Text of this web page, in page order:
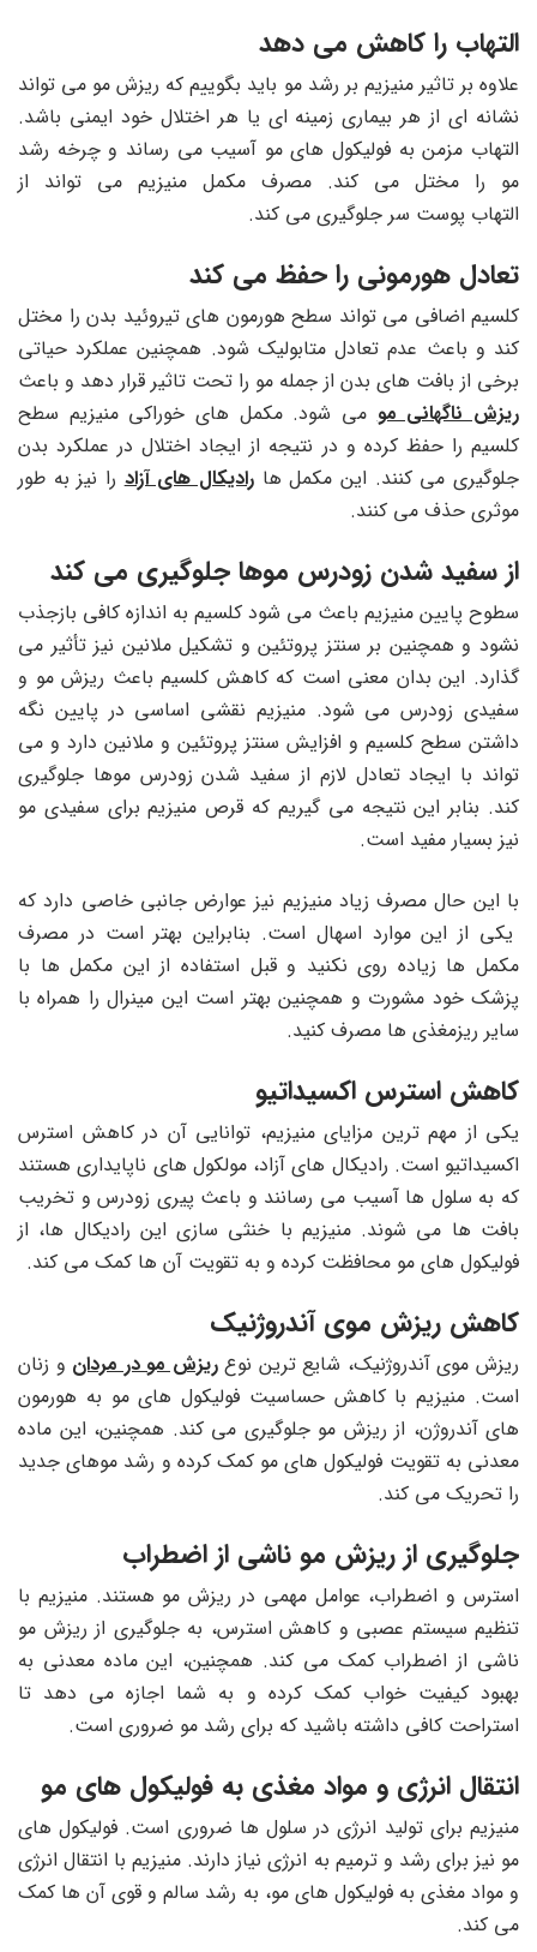
التهاب را کاهش می دهد
علاوه بر تاثیر منیزیم بر رشد مو باید بگوییم که ریزش مو می تواند
نشانه ای از هر بیماری زمینه ای یا هر اختلال خود ایمنی باشد.
التهاب مزمن به فولیکول های مو آسیب می رساند و چرخه رشد
مو را مختل می کند. مصرف مکمل منیزیم می تواند از
التهاب پوست سر جلوگیری می کند.
تعادل هورمونی را حفظ می کند
کلسیم اضافی می تواند سطح هورمون های تیروئید بدن را مختل
کند و باعث عدم تعادل متابولیک شود. همچنین عملکرد حیاتی
برخی از بافت های بدن از جمله مو را تحت تاثیر قرار دهد و باعث
ریزش ناگهانی مومی شود. مکمل های خوراکی منیزیم سطح
کلسیم را حفظ کرده و در نتیجه از ایجاد اختلال در عملکرد بدن
جلوگیری می کنند. این مکمل ها رادیکال های آزادرا نیز به طور
موثری حذف می کنند.
از سفید شدن زودرس موها جلوگیری می کند
سطوح پایین منیزیم باعث می شود کلسیم به اندازه کافی بازجذب
نشود و همچنین بر سنتز پروتئین و تشکیل ملانین نیز تأثیر می
گذارد. این بدان معنی است که کاهش کلسیم باعث ریزش مو و
سفیدی زودرس می شود. منیزیم نقشی اساسی در پایین نگه
داشتن سطح کلسیم و افزایش سنتز پروتئین و ملانین دارد و می
تواند با ایجاد تعادل لازم از سفید شدن زودرس موها جلوگیری
کند. بنابر این نتیجه می گیریم که قرص منیزیم برای سفیدی مو
نیز بسیار مفید است.
با این حال مصرف زیاد منیزیم نیز عوارض جانبی خاصی دارد که
یکی از این موارد اسهال است. بنابراین بهتر است در مصرف
مکمل ها زیاده روی نکنید و قبل استفاده از این مکمل ها با
پزشک خود مشورت و همچنین بهتر است این مینرال را همراه با
سایر ریزمغذی ها مصرف کنید.
کاهش استرس اکسیداتیو
یکی از مهم ترین مزایای منیزیم، توانایی آن در کاهش استرس
اکسیداتیو است. رادیکال های آزاد، مولکول های ناپایداری هستند
که به سلول ها آسیب می رسانند و باعث پیری زودرس و تخریب
بافت ها می شوند. منیزیم با خنثی سازی این رادیکال ها، از
فولیکول های مو محافظت کرده و به تقویت آن ها کمک می کند.
کاهش ریزش موی آندروژنیک
ریزش موی آندروژنیک، شایع ترین نوعریزش مو در مردان و زنان
است. منیزیم با کاهش حساسیت فولیکول های مو به هورمون
های آندروژن، از ریزش مو جلوگیری می کند. همچنین، این ماده
معدنی به تقویت فولیکول های مو کمک کرده و رشد موهای جدید
را تحریک می کند.
جلوگیری از ریزش مو ناشی از اضطراب
استرس و اضطراب، عوامل مهمی در ریزش مو هستند. منیزیم با
تنظیم سیستم عصبی و کاهش استرس، به جلوگیری از ریزش مو
ناشی از اضطراب کمک می کند. همچنین، این ماده معدنی به
بهبود کیفیت خواب کمک کرده و به شما اجازه می دهد تا
استراحت کافی داشته باشید که برای رشد مو ضروری است.
انتقال انرژی و مواد مغذی به فولیکول های مو
منیزیم برای تولید انرژی در سلول ها ضروری است. فولیکول های
مو نیز برای رشد و ترمیم به انرژی نیاز دارند. منیزیم با انتقال انرژی
و مواد مغذی به فولیکول های مو، به رشد سالم و قوی آن ها کمک
می کند.